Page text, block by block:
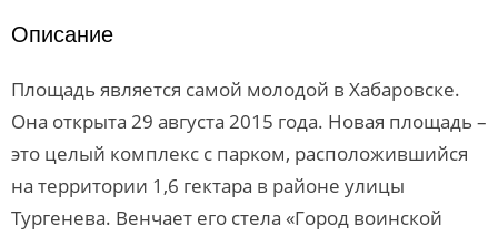
Описание
Площадь является самой молодой в Хабаровске.
Она открыта 29 августа 2015 года. Новая площадь –
это целый комплекс с парком, расположившийся
на территории 1,6 гектара в районе улицы
Тургенева. Венчает его стела «Город воинской